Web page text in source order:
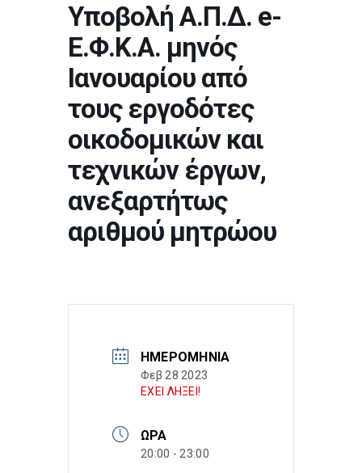
Υποβολή Α.Π.Δ. e-
Ε.Φ.Κ.Α. μηνός
Ιανουαρίου από
τους εργοδότες
οικοδομικών και
τεχνικών έργων,
ανεξαρτήτως
αριθμού μητρώου
ΗΜΕΡΟΜΗΝΊΑ
Φεβ 28 2023
ΕΧΕΙ ΛΗΞΕΙ!
ΏΡΑ
20:00 - 23:00